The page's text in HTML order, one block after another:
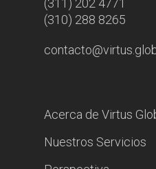
(311) 202 4771
(310) 288 8265
Acerca de Virtus
Nuestros Servicios